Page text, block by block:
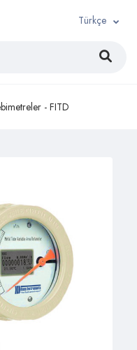
Türkçe
- FITD